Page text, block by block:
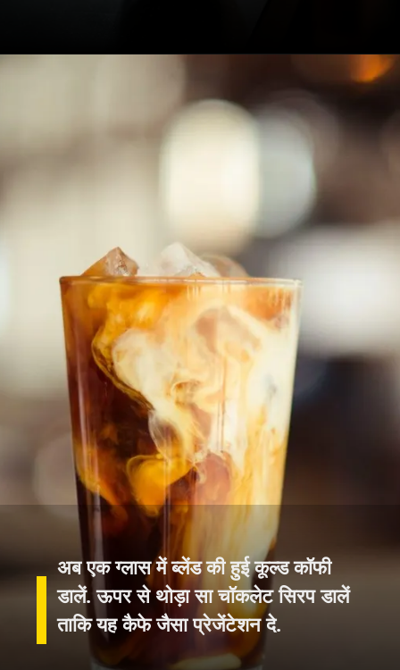
अब एक ग्लास में ब्लेंड की हुई कूल्ड कॉफी
डालें. ऊपर से थोड़ा सा चॉकलेट सिरप डालें
ताकि यह कैफे जैसा प्रेजेंटेशन दे.